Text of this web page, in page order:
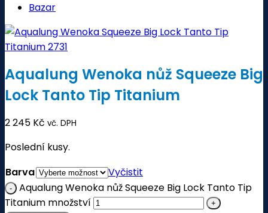
Bazar
Aqualung Wenoka nůž Squeeze Big
Lock Tanto Tip Titanium
2 245 Kč vč. DPH
Poslední kusy.
Barva
Vyčistit
Aqualung Wenoka nůž Squeeze Big Lock Tanto Tip
Titanium množství